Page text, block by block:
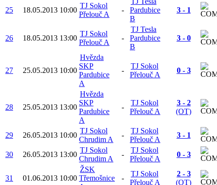
25 18.05.2013 10:00
TJ Sokol
Přelouč A
-
Pardubice
B
3 - 1
26 18.05.2013 13:00
TJ Sokol
Přelouč A
-
TJ Tesla
Pardubice
B
3 - 0
27 25.05.2013 10:00
Hvězda
SKP
Pardubice
A
-
TJ Sokol
Přelouč A
0 - 3
28 25.05.2013 13:00
Hvězda
SKP
Pardubice
A
-
TJ Sokol
Přelouč A
3 - 2
(OT)
29 26.05.2013 10:00
TJ Sokol
Chrudim A
-
TJ Sokol
Přelouč A
3 - 1
30 26.05.2013 13:00
TJ Sokol
Chrudim A
-
TJ Sokol
Přelouč A
0 - 3
31 01.06.2013 10:00
ŽSK
Třemošnice
-
TJ Sokol
Přelouč A
2 - 3
(OT)